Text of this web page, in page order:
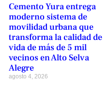
Cemento Yura entrega
moderno sistema de
movilidad urbana que
transforma la calidad de
vida de más de 5 mil
vecinos en Alto Selva
Alegre
agosto 4, 2026